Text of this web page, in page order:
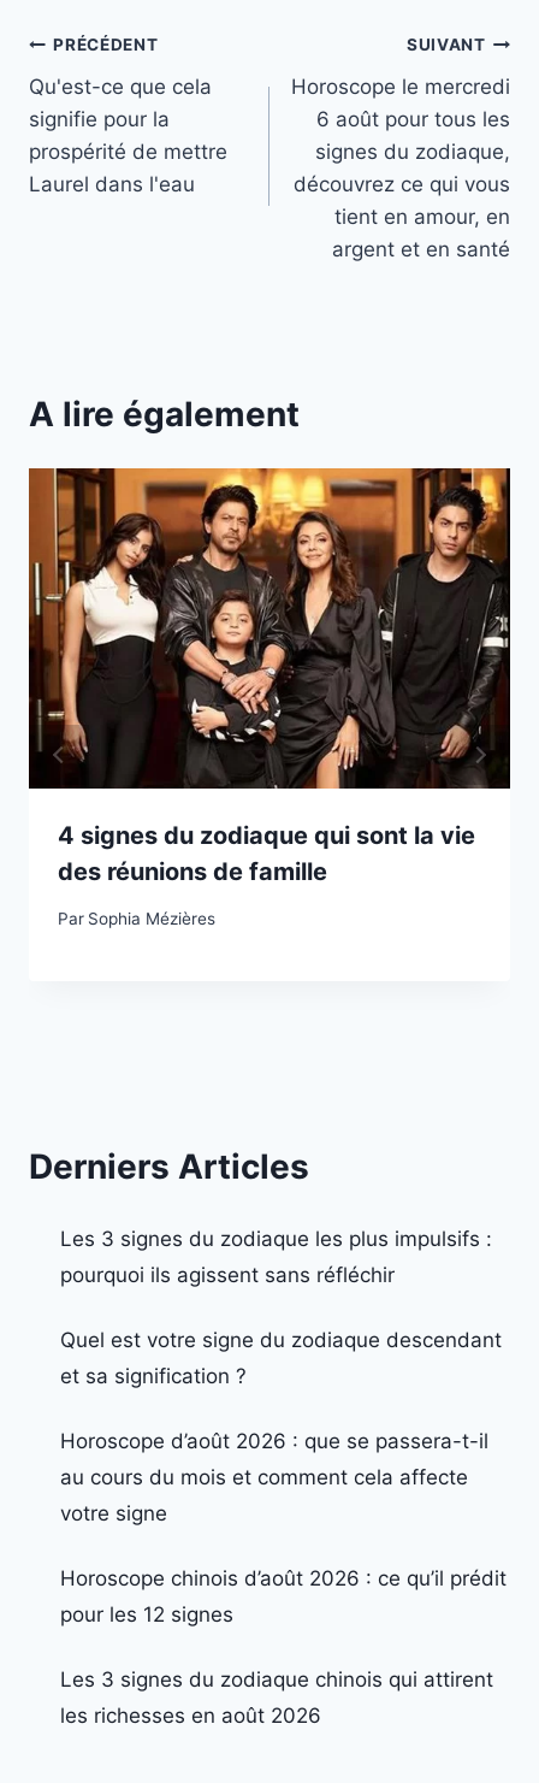
Navigation
de
l’article
PRÉCÉDENT
Qu'est-ce que cela
signifie pour la
prospérité de mettre
Laurel dans l'eau
SUIVANT
Horoscope le mercredi
6 août pour tous les
signes du zodiaque,
découvrez ce qui vous
tient en amour, en
argent et en santé
A lire également
4 signes du zodiaque qui sont la vie
des réunions de famille
Par Sophia Mézières
Derniers Articles
Les 3 signes du zodiaque les plus impulsifs :
pourquoi ils agissent sans réfléchir
Quel est votre signe du zodiaque descendant
et sa signification ?
Horoscope d’août 2026 : que se passera-t-il
au cours du mois et comment cela affecte
votre signe
Horoscope chinois d’août 2026 : ce qu’il prédit
pour les 12 signes
Les 3 signes du zodiaque chinois qui attirent
les richesses en août 2026